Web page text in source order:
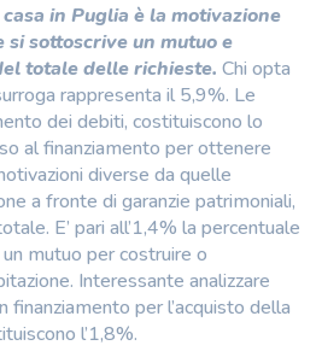
in Puglia è la motivazione
sottoscrive un mutuo e
totale delle richieste. Chi opta
rappresenta il 5,9%. Le
dei debiti, costituiscono lo
al finanziamento per ottenere
diverse da quelle
a fronte di garanzie patrimoniali,
E’ pari all’1,4% la percentuale
mutuo per costruire o
Interessante analizzare
finanziamento per l’acquisto della
l’1,8%.